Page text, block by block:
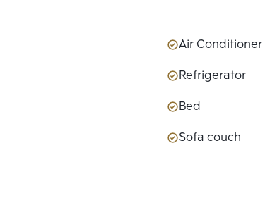
Air Conditioner
Refrigerator
Bed
Sofa couch